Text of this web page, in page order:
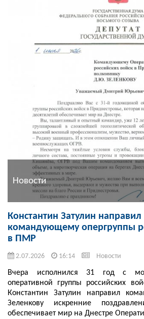
Новости
Константин Затулин
командующему опергруппы
в ПМР
2.07.2026 16:14 Новости
Вчера исполнился 31 год с
оперативной группы российских
Константин Затулин направил
Зеленкову искренние
обеспечивает мир на Днестре